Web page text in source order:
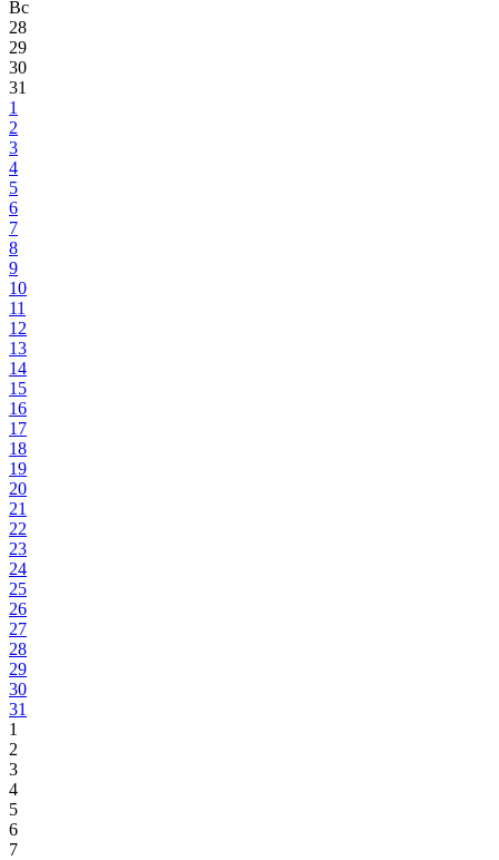
Вс
28
29
30
31
1
2
3
4
5
6
7
8
9
10
11
12
13
14
15
16
17
18
19
20
21
22
23
24
25
26
27
28
29
30
31
1
2
3
4
5
6
7